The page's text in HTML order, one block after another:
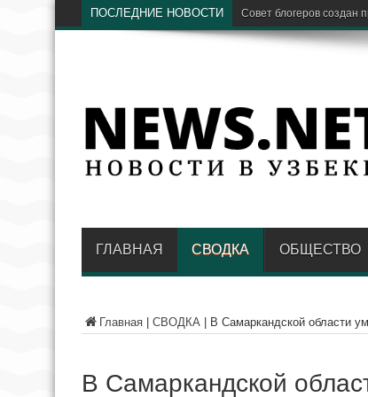
ПОСЛЕДНИЕ НОВОСТИ П
ГЛАВНАЯ СВОДКА ОБЩЕСТВО
Главная СВОДКА В Самаркандской области
В Самаркандской